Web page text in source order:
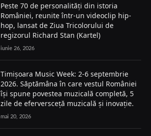
Peste 70 de personalități din istoria
României, reunite într-un videoclip hip-
hop, lansat de Ziua Tricolorului de
regizorul Richard Stan (Kartel)
iunie 26, 2026
Timișoara Music Week: 2-6 septembrie
2026. Săptămâna în care vestul României
își spune povestea muzicală completă, 5
zile de eferversceță muzicală și inovație.
mai 20, 2026